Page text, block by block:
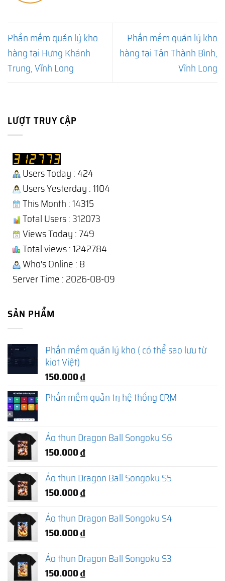
Phần mềm quản lý kho
hàng tại Hưng Khánh
Trung, Vĩnh Long
Phần mềm quản lý kho
hàng tại Tân Thành Bình,
Vĩnh Long
LƯỢT TRUY CẬP
Users Today : 424
Users Yesterday : 1104
This Month : 14315
Total Users : 312073
Views Today : 749
Total views : 1242784
Who's Online : 8
Server Time : 2026-08-09
SẢN PHẨM
Phần mềm quản lý kho ( có thể sao lưu từ
kiot Việt)
150.000₫
Phần mềm quản trị hệ thống CRM
Áo thun Dragon Ball Songoku S6
150.000₫
Áo thun Dragon Ball Songoku S5
150.000₫
Áo thun Dragon Ball Songoku S4
150.000₫
Áo thun Dragon Ball Songoku S3
150.000₫